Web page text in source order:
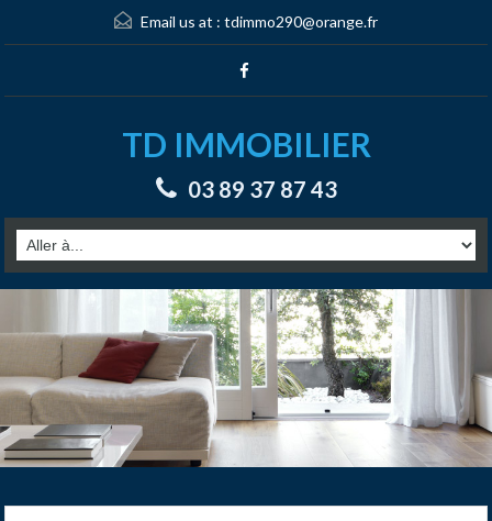
Email us at : tdimmo290@orange.fr
TD IMMOBILIER
03 89 37 87 43